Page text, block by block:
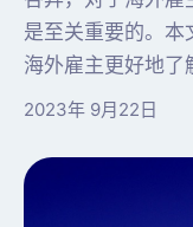
是至关重要的。本
海外雇主更好地了
2023年 9月22日